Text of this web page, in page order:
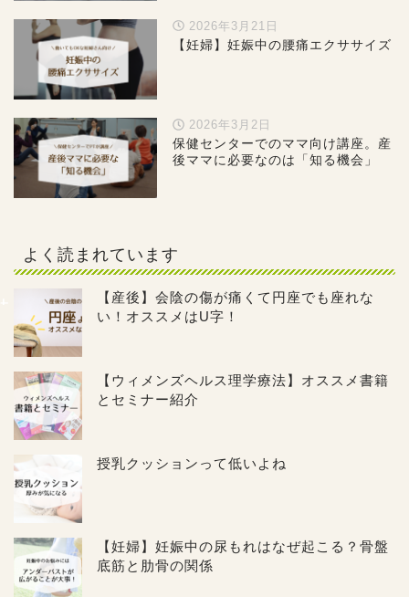
2026年3月21日
【妊婦】妊娠中の腰痛エクササイズ
2026年3月2日
保健センターでのママ向け講座。産
後ママに必要なのは「知る機会」
よく読まれています
【産後】会陰の傷が痛くて円座でも座れな
い！オススメはU字！
【ウィメンズヘルス理学療法】オススメ書籍
とセミナー紹介
授乳クッションって低いよね
【妊婦】妊娠中の尿もれはなぜ起こる？骨盤
底筋と肋骨の関係